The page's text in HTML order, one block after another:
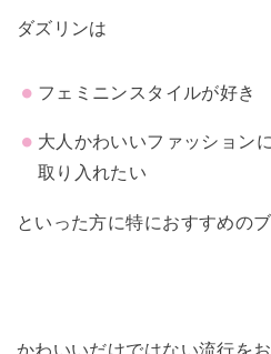
ダズリンは
フェミニンスタイルが好き
大人かわいいファッション
取り入れたい
といった方に特におすすめのブ
かわいいだけではない流行を